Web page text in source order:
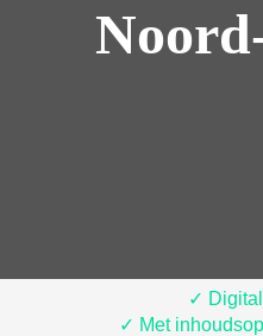
✓
✓ Met